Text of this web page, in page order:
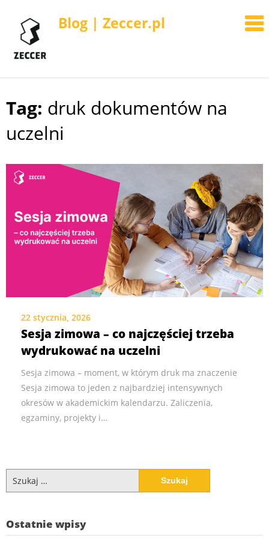
Blog | Zeccer.pl
Skip
content
Tag: druk dokumentów na
uczelni
22 stycznia, 2026
Sesja zimowa – co najczęściej trzeba
wydrukować na uczelni
Sesja zimowa – moment, w którym druk ma znaczenie
Sesja zimowa to jeden z najbardziej intensywnych
okresów w akademickim kalendarzu. Zaliczenia,
egzaminy, projekty i…
Ostatnie wpisy